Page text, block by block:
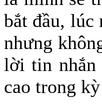
bắt đầu, lúc
nhưng
lời tin nhắn
cao trong